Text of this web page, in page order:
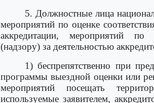
5. Должностные лица
мероприятий по оценке
аккредитации, мероприятий по
(надзору) за деятельностью
1) беспрепятственно при
программы выездной оценки или
мероприятий посещать
используемые заявителем,